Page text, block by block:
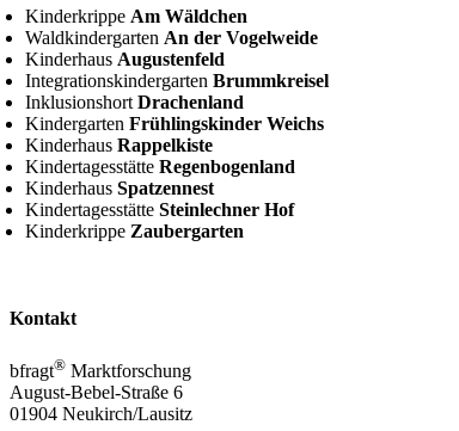
Kinderkrippe Am Wäldchen
Waldkindergarten An der Vogelweide
Kinderhaus Augustenfeld
IntegrationskindergartenBrummkreisel
InklusionshortDrachenland
KindergartenFrühlingskinder Weichs
KinderhausRappelkiste
KindertagesstätteRegenbogenland
KinderhausSpatzennest
KindertagesstätteSteinlechner Hof
Kinderkrippe Zaubergarten
Kontakt
bfragt® Marktforschung
August-Bebel-Straße 6
01904 Neukirch/Lausitz